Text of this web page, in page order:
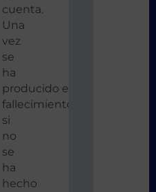
cuenta.
Una
vez
se
ha
producido el
fallecimiento,
si
no
se
ha
hecho